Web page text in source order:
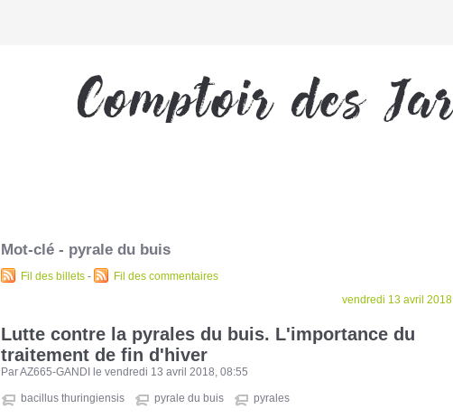
Mot-clé - pyrale du buis
Fil des billets -
Fil des commentaires
vendredi 13 avril 2018
Lutte contre la pyrales du buis. L'importance du
traitement de fin d'hiver
Par AZ665-GANDI le vendredi 13 avril 2018, 08:55
bacillus thuringiensis pyrale du buis pyrales